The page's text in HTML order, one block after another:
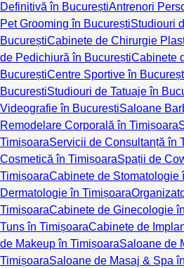
Definitivă în BucureștiAntrenori
Pet Grooming în BucureștiStudiouri
BucureștiCabinete de Chirurgie
de Pedichiură în BucureștiCabinete
BucureștiCentre Sportive în
BucureștiStudiouri de Tatuaje în
Videografie în BucureștiSaloane
Remodelare Corporală în Timișoara
TimișoaraServicii de Consultanță în
Cosmetică în TimișoaraSpații de
TimișoaraCabinete de Stomatologie
Dermatologie în Timișoara
TimișoaraCabinete de Ginecologie
Tuns în TimișoaraCabinete de
de Makeup în TimișoaraSaloane de
TimișoaraSaloane de Masaj & Spa